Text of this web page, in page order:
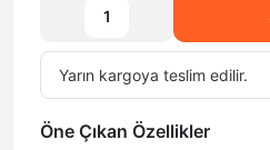
Yarın kargoya teslim edilir.
Öne Çıkan Özellikler